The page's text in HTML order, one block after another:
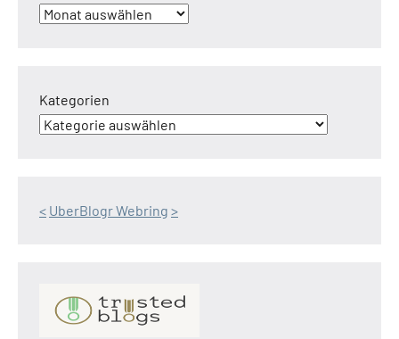
Kategorien
< UberBlogr Webring >